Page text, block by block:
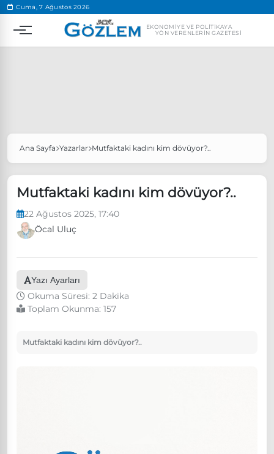
Cuma, 7 Ağustos 2026
EKONOMIYE VE POLITIKAYA
YÖN VERENLERIN GAZETESI
Popüler Aramalar
Özgür Özel, Ekrem İmamoğlu’nu ziyaret edecek
Ünlü çift bir etkinliğe daha katılmama kararı aldı
Ana Sayfa Yazarlar Mutfaktaki kadını kim dövüyor?..
Mutfaktaki kadını kim dövüyor?..
22 Ağustos 2025, 17:40
Öcal Uluç
Yazı Ayarları
Okuma Süresi: 2 Dakika
Toplam Okunma: 157
Mutfaktaki kadını kim dövüyor?..